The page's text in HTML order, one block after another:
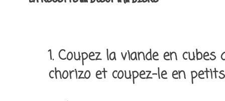
1. Coupez la viande en
chorizo et coupez-le en